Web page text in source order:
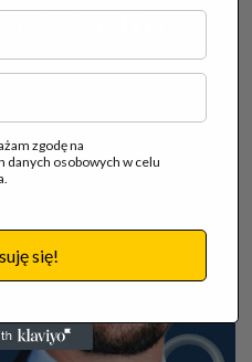
zgodę na
danych osobowych w celu
się!